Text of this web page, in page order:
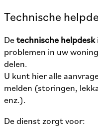
Technische
Detechnische helpdesk
problemen in uw
delen.
U kunt hier alle
melden (storingen,
enz.).
De dienst zorgt voor: